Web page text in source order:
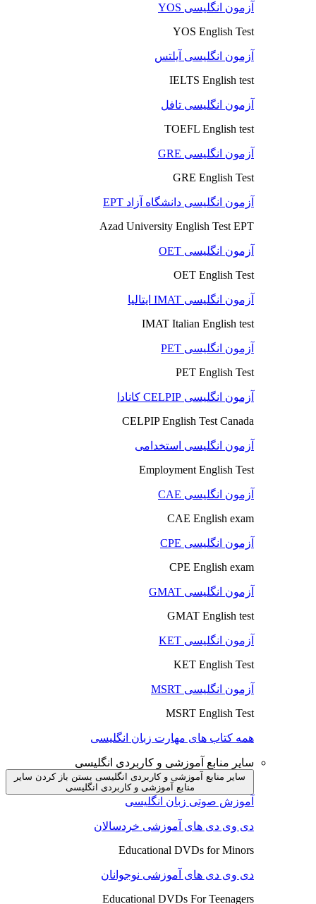
آزمون انگلیسی YOS
YOS English Test
آزمون انگلیسی آیلتس
IELTS English test
آزمون انگلیسی تافل
TOEFL English test
آزمون انگلیسی GRE
GRE English Test
آزمون انگلیسی دانشگاه آزاد EPT
Azad University English Test EPT
آزمون انگلیسی OET
OET English Test
آزمون انگلیسی IMAT ایتالیا
IMAT Italian English test
آزمون انگلیسی PET
PET English Test
آزمون انگلیسی CELPIP کانادا
CELPIP English Test Canada
آزمون انگلیسی استخدامی
Employment English Test
آزمون انگلیسی CAE
CAE English exam
آزمون انگلیسی CPE
CPE English exam
آزمون انگلیسی GMAT
GMAT English test
آزمون انگلیسی KET
KET English Test
آزمون انگلیسی MSRT
MSRT English Test
همه کتاب های مهارت زبان انگلیسی
سایر منابع آموزشی و کاربردی انگلیسی
سایر منابع آموزشی و کاربردی انگلیسی بستن باز کردن سایر
منابع آموزشی و کاربردی انگلیسی
آموزش صوتی زبان انگلیسی
دی وی دی های آموزشی خردسالان
Educational DVDs for Minors
دی وی دی های آموزشی نوجوانان
Educational DVDs For Teenagers